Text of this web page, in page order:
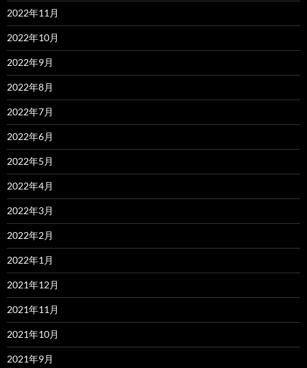
2022年11月
2022年10月
2022年9月
2022年8月
2022年7月
2022年6月
2022年5月
2022年4月
2022年3月
2022年2月
2022年1月
2021年12月
2021年11月
2021年10月
2021年9月